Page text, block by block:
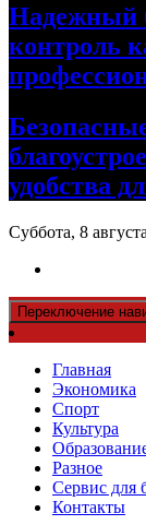
Надежный
контроль
удобства
Суббота, 8
Переключение
Главная
Экономика
Спорт
Культура
Разное
Сервис для
Контакты